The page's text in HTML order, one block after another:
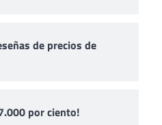
de precios de
por ciento!